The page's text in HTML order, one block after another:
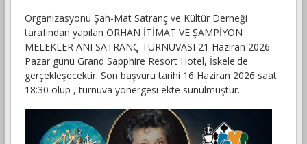
Organizasyonu Şah-Mat Satranç ve Kültür Derneği
tarafından yapılan ORHAN İTİMAT VE ŞAMPİYON
MELEKLER ANI SATRANÇ TURNUVASI 21 Haziran 2026
Pazar günü Grand Sapphire Resort Hotel, İskele'de
gerçekleşecektir. Son başvuru tarihi 16 Haziran 2026 saat
18:30 olup , turnuva yönergesi ekte sunulmuştur.